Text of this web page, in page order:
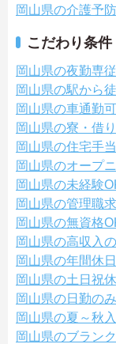
岡山県の介護予
こだわり条件
岡山県の夜勤専
岡山県の駅から
岡山県の車通勤
岡山県の寮・借
岡山県の住宅手
岡山県のオープ
岡山県の未経験
岡山県の管理職
岡山県の無資格
岡山県の高収入
岡山県の年間休
岡山県の土日祝
岡山県の日勤の
岡山県の夏～秋
岡山県のブラン